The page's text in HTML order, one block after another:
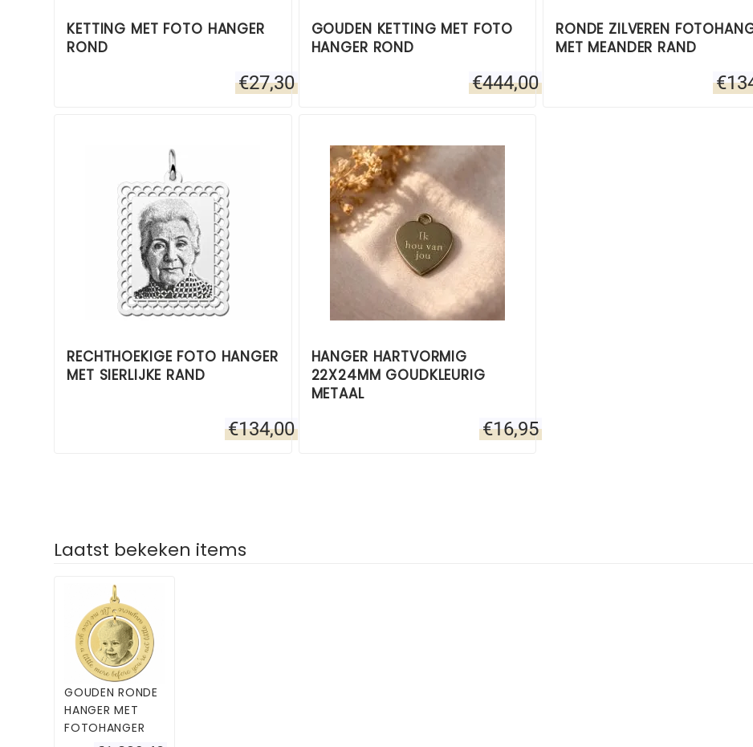
KETTING MET FOTO HANGER
ROND
€27,30
GOUDEN KETTING MET FOTO
HANGER ROND
€444,00
RONDE ZILVEREN
MET MEANDER RAND
€
RECHTHOEKIGE FOTO HANGER
MET SIERLIJKE RAND
€134,00
HANGER HARTVORMIG
22X24MM GOUDKLEURIG
METAAL
€16,95
Laatst bekeken items
GOUDEN RONDE
HANGER MET
FOTOHANGER